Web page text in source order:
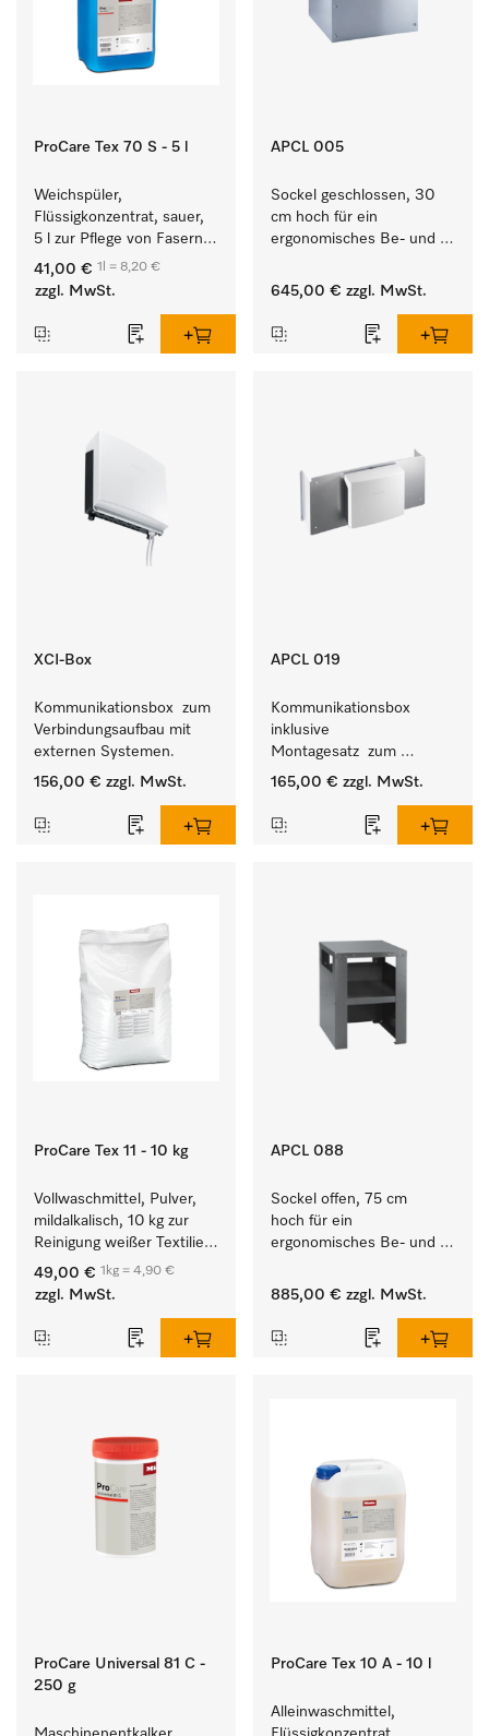
ProCare Tex 70 S - 5 l
Weichspüler,
Flüssigkonzentrat, sauer,
5 l zur Pflege von Fasern
für eine langfristige
Geschmeidigkeit der
41,00 € 1l = 8,20 €
zzgl. MwSt.
APCL 005
Sockel geschlossen, 30
cm hoch für ein
ergonomisches Be- und
Waschmaschine und
645,00 € zzgl. MwSt.
XCI-Box
Kommunikationsbox  zum
Verbindungsaufbau mit
externen Systemen.
156,00 € zzgl. MwSt.
APCL 019
Kommunikationsbox
inklusive
Montagesatz  zum
Verbindungsaufbau von
mit externen Systemen.
165,00 € zzgl. MwSt.
ProCare Tex 11 - 10 kg
Vollwaschmittel, Pulver,
mildalkalisch, 10 kg zur
Reinigung weißer Textilien
und farbechter
Buntwäsche.
49,00 € 1kg = 4,90 €
zzgl. MwSt.
APCL 088
Sockel offen, 75 cm
hoch für ein
ergonomisches Be- und
Waschmaschine und
885,00 € zzgl. MwSt.
ProCare Universal 81 C -
250 g
ProCare Tex 10 A - 10 l
Alleinwaschmittel,